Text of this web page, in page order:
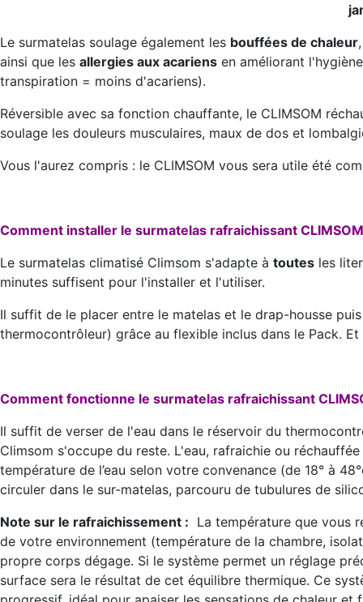
Le surmatelas soulage également les bouffées de chaleur
ainsi que les allergies aux acariens en améliorant
transpiration = moins d'acariens).
Réversible avec sa fonction chauffante, le CLIMSOM
soulage les douleurs musculaires, maux de dos et
Vous l'aurez compris : le CLIMSOM vous sera utile été
Comment installer le surmatelas rafraichissant
Le surmatelas climatisé Climsom s'adapte à toutes les
minutes suffisent pour l'installer et l'utiliser.
Il suffit de le placer entre le matelas et le drap-housse
thermocontrôleur) grâce au flexible inclus dans le Pack.
Comment fonctionne le surmatelas rafraichissant
Il suffit de verser de l'eau dans le réservoir du
Climsom s'occupe du reste. L'eau, rafraichie ou
température de l’eau selon votre convenance (de 18° à
circuler dans le sur-matelas, parcouru de tubulures de
Note sur le rafraichissement : La température que vous
de votre environnement (température de la chambre,
propre corps dégage. Si le système permet un réglage
surface sera le résultat de cet équilibre thermique. Ce